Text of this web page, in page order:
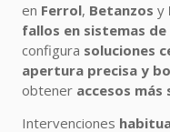
en Ferrol, Betanzos y
fallos en sistemas
configura soluciones
apertura precisa y
obtener accesos
Intervenciones